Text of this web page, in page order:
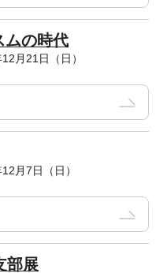
ムの時代
月21日（日）
月7日（日）
部展